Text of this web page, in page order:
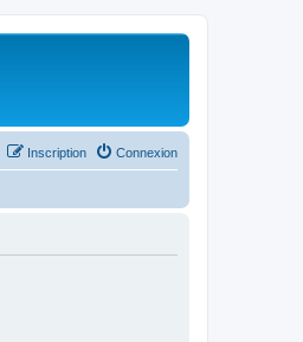
Connexion
Inscription